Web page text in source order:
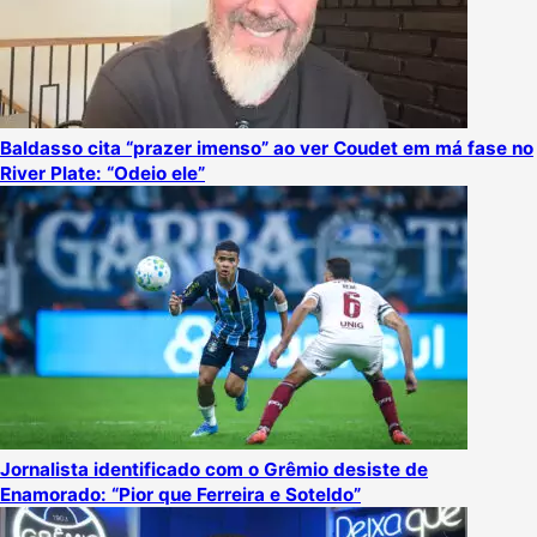
Baldasso cita “prazer imenso” ao ver Coudet em má fase no
River Plate: “Odeio ele”
Jornalista identificado com o Grêmio desiste de
Enamorado: “Pior que Ferreira e Soteldo”